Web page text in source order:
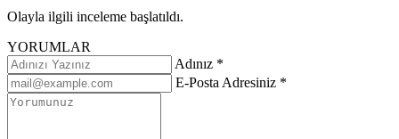
Olayla ilgili inceleme başlatıldı.
YORUMLAR
Adınız *
E-Posta Adresiniz *